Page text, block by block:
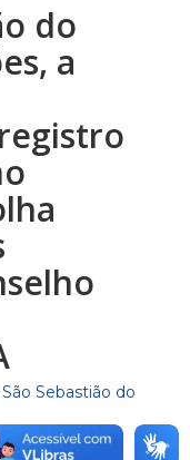
do
a
Sebastião do
arquivos da